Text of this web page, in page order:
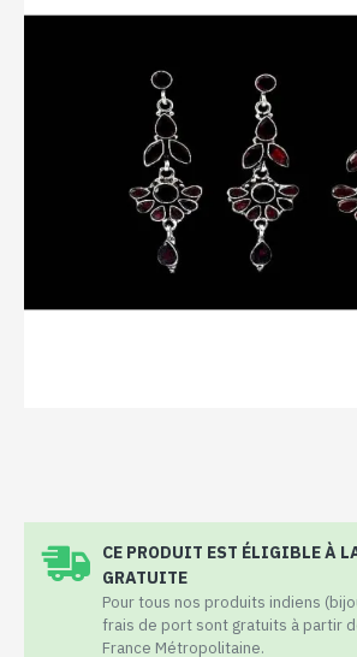
CE PRODUIT EST ÉLIGIBLE À
GRATUITE
Pour tous nos produits indiens
frais de port sont gratuits à partir
France Métropolitaine.